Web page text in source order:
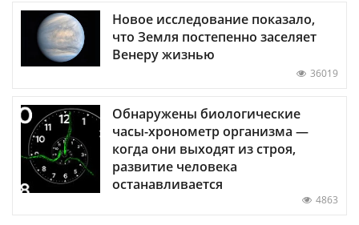
Новое исследование показало,
что Земля постепенно заселяет
Венеру жизнью
36019
Обнаружены биологические
часы-хронометр организма —
когда они выходят из строя,
развитие человека
останавливается
4863